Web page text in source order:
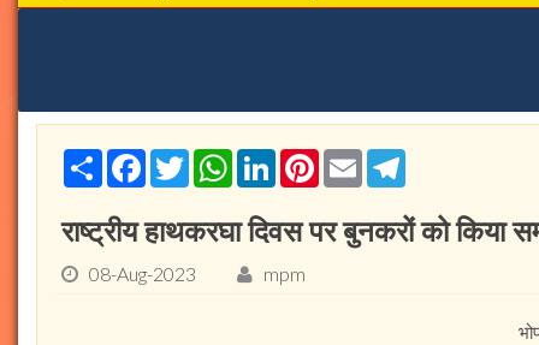
ShareFacebook
TwitterWhatsApp
LinkedInPinterest
Email
राष्ट्रीय हाथकरघा दिवस पर बुनकरों को किया
08-Aug-2023 mpm